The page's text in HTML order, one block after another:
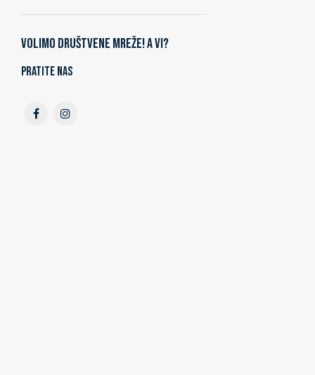
Volimo društvene mreže! A vi?
Pratite nas